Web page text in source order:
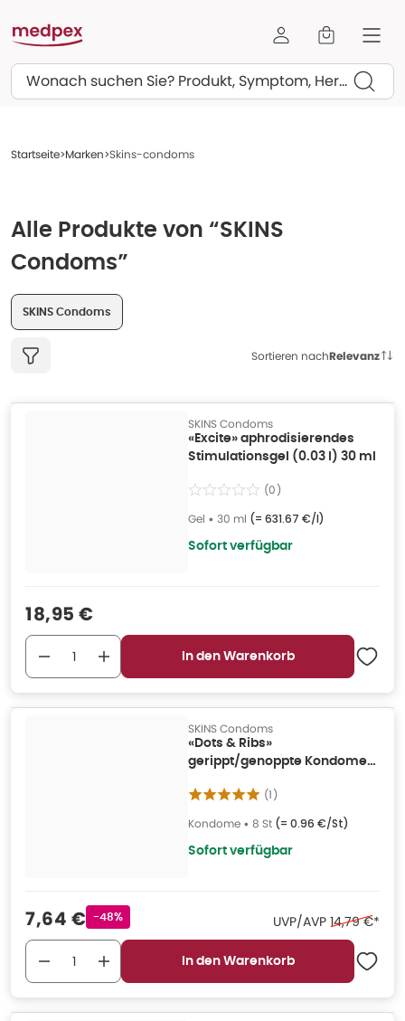
Suchen
Startseite Marken Skins-condoms
Alle Produkte von “SKINS
Condoms”
SKINS Condoms
Sortieren nachRelevanz
SKINS Condoms
«Excite» aphrodisierendes
Stimulationsgel (0.03 l) 30 ml
(0)
Gel • 30 ml (= 631.67 €/l)
Sofort verfügbar
Verkaufspreis
18,95 €
In den Warenkorb
SKINS Condoms
«Dots & Ribs»
gerippt/genoppte Kondome
Kondome) 8 St
(1)
Kondome • 8 St (= 0.96 €/St)
Sofort verfügbar
Verkaufspreis
7,64 €Rabattstempel
-48% UVP/AVP Ehemaliger
14,79 €*
In den Warenkorb